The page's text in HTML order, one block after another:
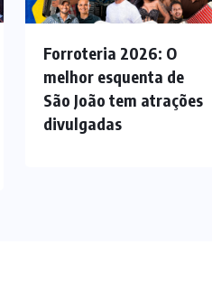
Forroteria 2026: O
melhor esquenta de
São João tem atrações
divulgadas